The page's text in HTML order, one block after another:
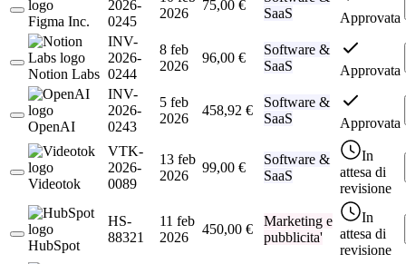
Figma Inc.
2026-
0245
2026
75,00 €
SaaS
Approvata
Notion Labs
INV-
2026-
0244
8 feb
2026
96,00 €
Software &
SaaS
Approvata
OpenAI
INV-
2026-
0243
5 feb
2026
458,92 €
Software &
SaaS
Approvata
Videotok
VTK-
2026-
0089
13 feb
2026
99,00 €
Software &
SaaS
In
attesa di
revisione
HubSpot
HS-
88321
11 feb
2026
450,00 €
Marketing e
pubblicita'
In
attesa di
revisione